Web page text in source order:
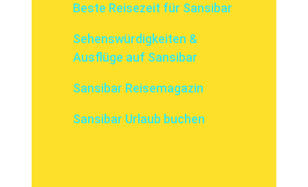
Beste Reisezeit für Sansibar
Sehenswürdigkeiten &
Ausflüge auf Sansibar
Sansibar Reisemagazin
Sansibar Urlaub buchen